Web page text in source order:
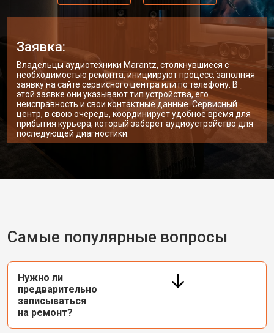
Заявка:
Владельцы аудиотехники Marantz, столкнувшиеся с
необходимостью ремонта, инициируют процесс, заполняя
заявку на сайте сервисного центра или по телефону. В
этой заявке они указывают тип устройства, его
неисправность и свои контактные данные. Сервисный
центр, в свою очередь, координирует удобное время для
прибытия курьера, который заберет аудиоустройство для
последующей диагностики.
Самые популярные вопросы
Нужно ли
предварительно
записываться
на ремонт?